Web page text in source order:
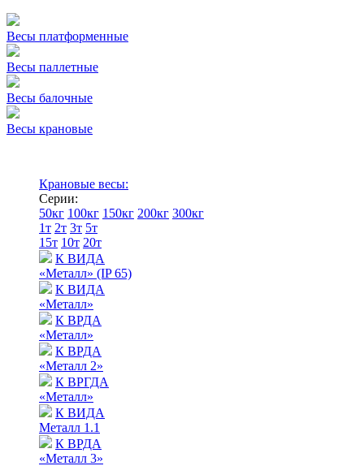
Весы платформенные
Весы паллетные
Весы балочные
Весы крановые
Крановые весы:
Серии:
50кг 100кг 150кг 200кг 300кг
1т 2т 3т 5т
15т 10т 20т
К ВИДА
«Металл» (IP 65)
К ВИДА
«Металл»
К ВРДА
«Металл»
К ВРДА
«Металл 2»
К ВРГДА
«Металл»
К ВИДА
Металл 1.1
К ВРДА
«Металл 3»